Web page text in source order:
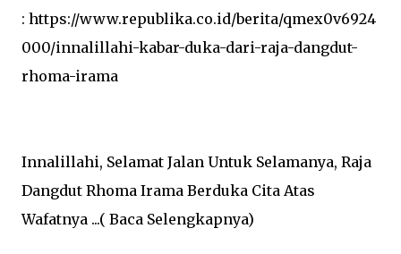
: https://www.republika.co.id/berita/qmex0v6924
000/innalillahi-kabar-duka-dari-raja-dangdut-
rhoma-irama
Innalillahi, Selamat Jalan Untuk Selamanya, Raja
Dangdut Rhoma Irama Berduka Cita Atas
Wafatnya ...( Baca Selengkapnya)